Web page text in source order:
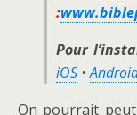
:
Pour
iOS •
On pourrait